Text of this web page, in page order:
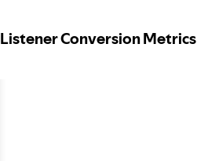
Listener Conversion Metrics